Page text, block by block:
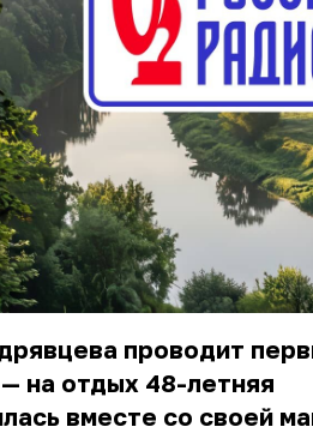
проводит
на отдых 48-летняя
вместе со своей